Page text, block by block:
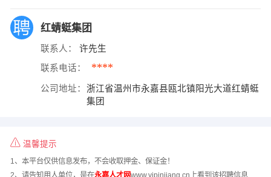
红蜻蜓集团
联系人： 许先生
联系电话： ****
公司地址：
浙江省温州市永嘉县瓯北镇阳光大道红蜻蜓
集团
温馨提示
1、本平台仅供信息发布，不会收取押金、保证金！
2、请告知用人单位，是在永嘉人才网www.yipinjiang.cn上看到该招聘信息